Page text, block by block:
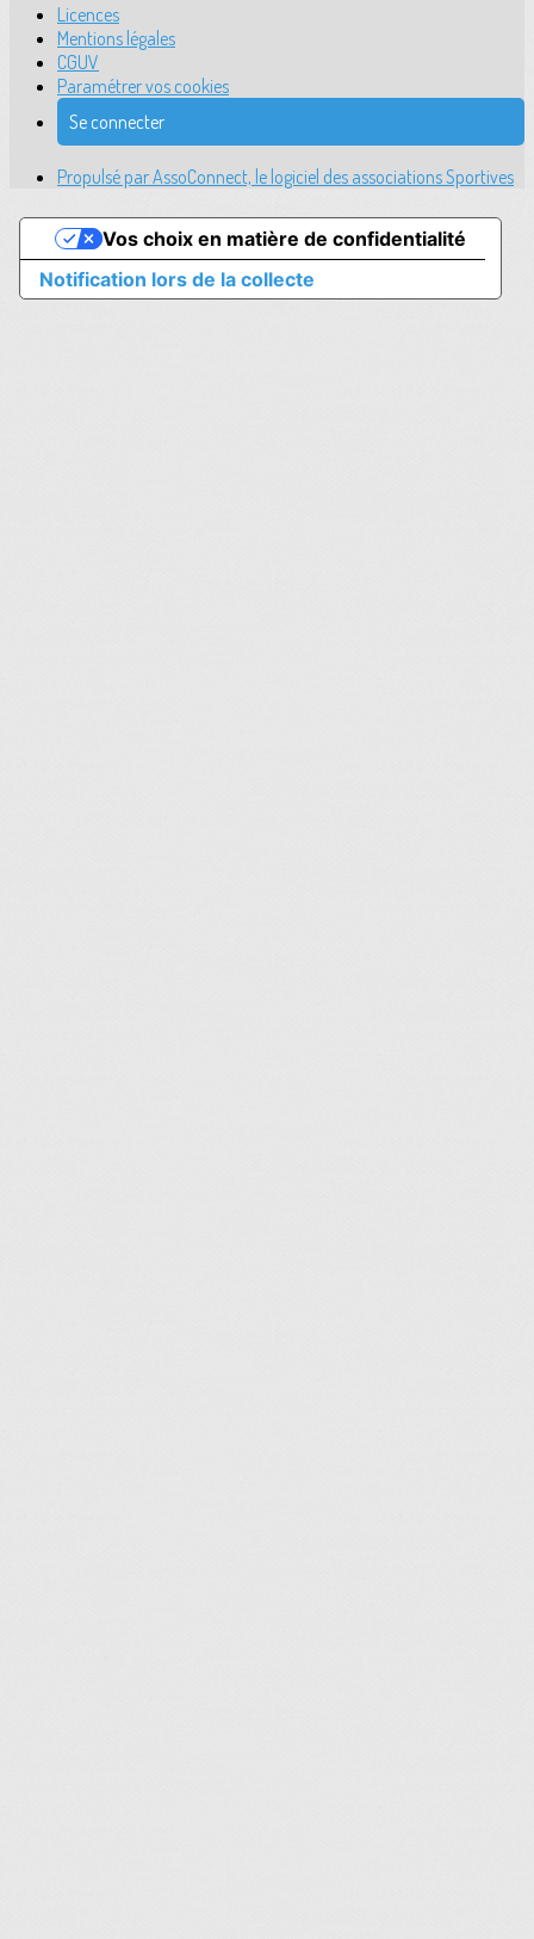
Licences
Mentions légales
CGUV
Paramétrer vos cookies
Se connecter
Propulsé par AssoConnect, le logiciel des associations Sportives
Notification lors de la collecte
Vos choix en matière de confidentialité